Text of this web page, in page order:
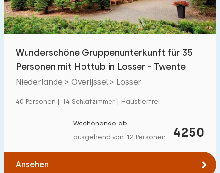
Wunderschöne Gruppenunterkunft für 35
Personen mit Hottub in Losser - Twente
Niederlande > Overijssel > Losser
40 Personen | 14 Schlafzimmer | Haustierfrei
4250
Wochenende ab
ausgehend von 12 Personen
Ansehen